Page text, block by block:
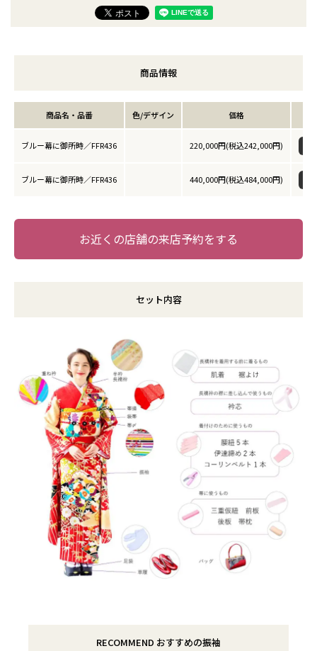
商品情報
商品名・品番 色/デザイン 価格
ブルー幕に御所時／FFR436 220,000円(税込242,000円)
ブルー幕に御所時／FFR436 440,000円(税込484,000円)
お近くの店舗の来店予約をする
セット内容
RECOMMEND おすすめの振袖